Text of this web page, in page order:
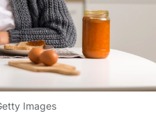
Images